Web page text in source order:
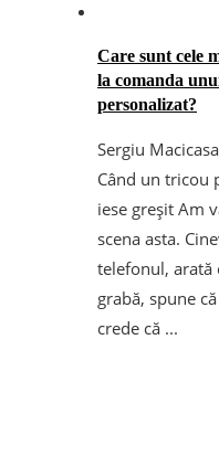
Care sunt cele
la comanda
personalizat?
Sergiu
Când un tricou
iese greșit Am
scena asta.
telefonul, arată
grabă, spune
crede că ...